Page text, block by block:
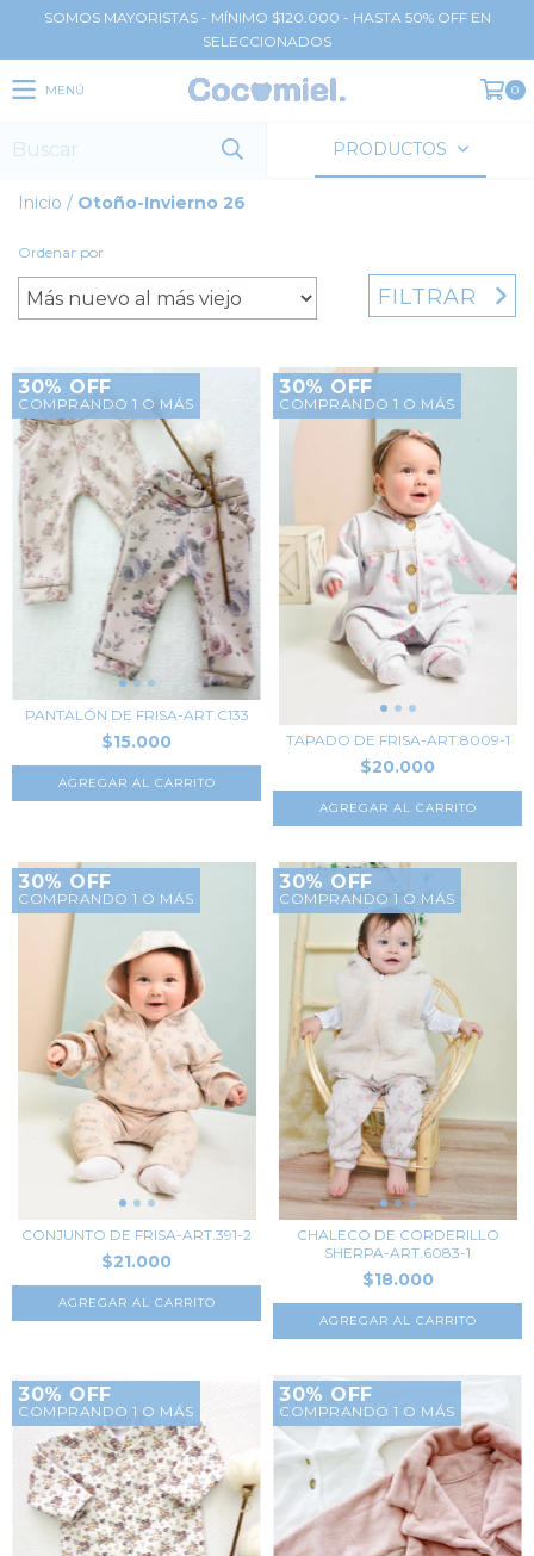
SOMOS MAYORISTAS - MÍNIMO $120.000 - HASTA 50% OFF EN
SELECCIONADOS
MENÚ 0
PRODUCTOS
Inicio / Otoño-Invierno 26
Ordenar por
FILTRAR
30% OFF
COMPRANDO 1 O MÁS
PANTALÓN DE FRISA-ART.C133
$15.000
AGREGAR AL CARRITO
30% OFF
COMPRANDO 1 O MÁS
TAPADO DE FRISA-ART.8009-1
$20.000
AGREGAR AL CARRITO
30% OFF
COMPRANDO 1 O MÁS
CONJUNTO DE FRISA-ART.391-2
$21.000
AGREGAR AL CARRITO
30% OFF
COMPRANDO 1 O MÁS
CHALECO DE CORDERILLO
SHERPA-ART.6083-1
$18.000
AGREGAR AL CARRITO
30% OFF
COMPRANDO 1 O MÁS
30% OFF
COMPRANDO 1 O MÁS